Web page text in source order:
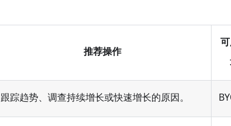
推荐操作
跟踪趋势、调查持续增长或快速增长的原因。